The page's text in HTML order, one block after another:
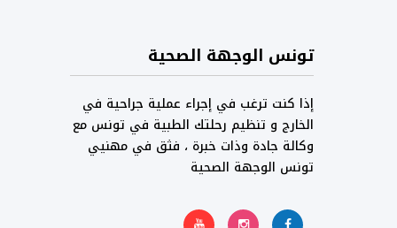
تونس الوجهة الصحية
إذا كنت ترغب في إجراء عملية جراحية في
الخارج و تنظيم رحلتك الطبية في تونس مع
وكالة جادة وذات خبرة ، فثق في مهنيي
تونس الوجهة الصحية